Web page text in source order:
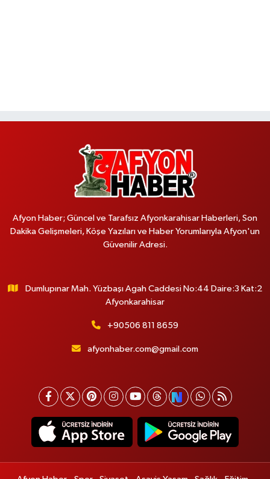
Afyon Haber; Güncel ve Tarafsız Afyonkarahisar Haberleri, Son
Dakika Gelişmeleri, Köşe Yazıları ve Haber Yorumlarıyla Afyon'un
Güvenilir Adresi.
Dumlupınar Mah. Yüzbaşı Agah Caddesi No:44 Daire:3 Kat:2
Afyonkarahisar
+90506 811 8659
afyonhaber.com@gmail.com